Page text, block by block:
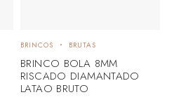
BRINCOS BRUTAS
BRINCO BOLA 8MM
RISCADO DIAMANTADO
LATAO BRUTO